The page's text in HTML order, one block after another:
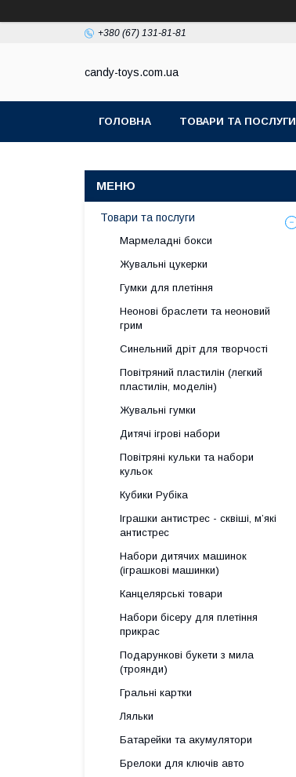
+380 (67) 131-81-81
candy-toys.com.ua
ГОЛОВНА ТОВАРИ ТА ПОСЛУГИ
Товари та послуги
Мармеладні бокси
Жувальні цукерки
Гумки для плетіння
Неонові браслети та неоновий
грим
Синельний дріт для творчості
Повітряний пластилін (легкий
пластилін, моделін)
Жувальні гумки
Дитячі ігрові набори
Повітряні кульки та набори
кульок
Кубики Рубіка
Іграшки антистрес - сквіші, м’які
антистрес
Набори дитячих машинок
(іграшкові машинки)
Канцелярські товари
Набори бісеру для плетіння
прикрас
Подарункові букети з мила
(троянди)
Гральні картки
Ляльки
Батарейки та акумулятори
Брелоки для ключів авто